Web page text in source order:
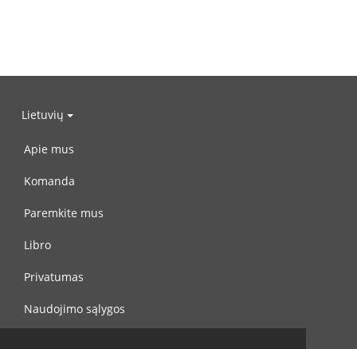
Lietuvių
Apie mus
Komanda
Paremkite mus
Libro
Privatumas
Naudojimo sąlygos